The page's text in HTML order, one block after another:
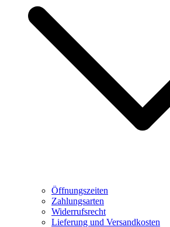
Öffnungszeiten
Zahlungsarten
Widerrufsrecht
Lieferung und Versandkosten